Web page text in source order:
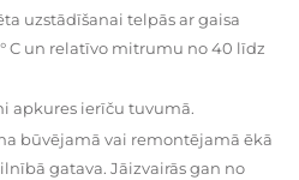
uzstādīšanai telpās ar gaisa
C un relatīvo mitrumu no 40 līdz
apkures ierīču tuvumā.
būvējamā vai remontējamā ēkā
gatava. Jāizvairās gan no